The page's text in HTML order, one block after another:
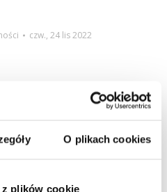
O plikach cookies
plików cookie
czw., 24 lis 2022
on